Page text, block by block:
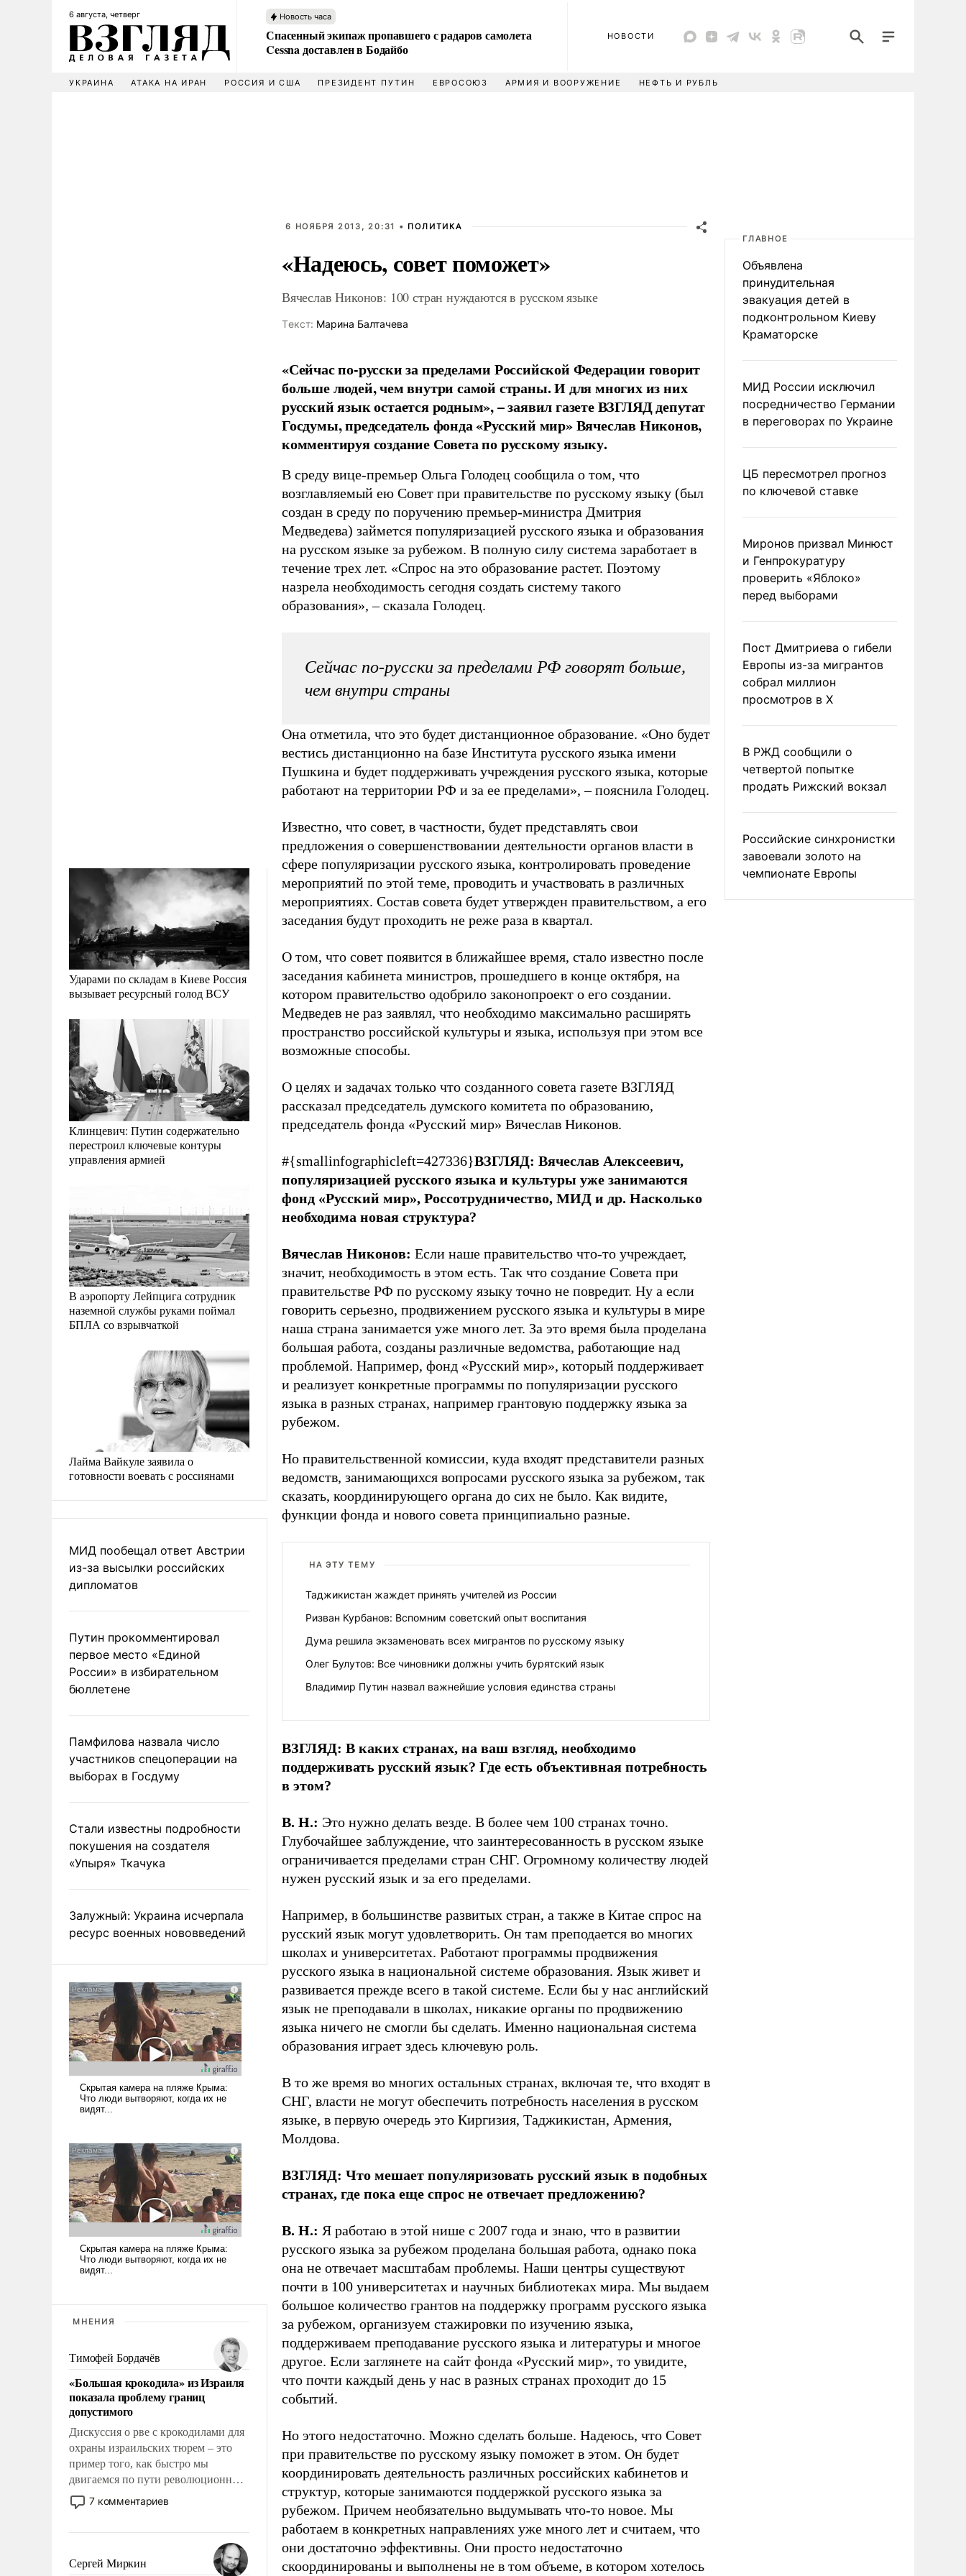
6 августа, четверг Новость часа
Спасенный экипаж пропавшего с радаров самолета
Cessna доставлен в Бодайбо
НОВОСТИ
УКРАИНА АТАКА НА ИРАН РОССИЯ И США ПРЕЗИДЕНТ ПУТИН ЕВРОСОЮЗ АРМИЯ И ВООРУЖЕНИЕ НЕФТЬ И РУБЛЬ
Ударами по складам в Киеве Россия
вызывает ресурсный голод ВСУ
Клинцевич: Путин содержательно
перестроил ключевые контуры
управления армией
В аэропорту Лейпцига сотрудник
наземной службы руками поймал
БПЛА со взрывчаткой
Лайма Вайкуле заявила о
готовности воевать с россиянами
МИД пообещал ответ Австрии
из-за высылки российских
дипломатов
Путин прокомментировал
первое место «Единой
России» в избирательном
бюллетене
Памфилова назвала число
участников спецоперации на
выборах в Госдуму
Стали известны подробности
покушения на создателя
«Упыря» Ткачука
Залужный: Украина исчерпала
ресурс военных нововведений
МНЕНИЯ
Тимофей Бордачёв
«Большая крокодила» из Израиля
показала проблему границ
допустимого
Дискуссия о рве с крокодилами для
охраны израильских тюрем – это
пример того, как быстро мы
двигаемся по пути революционных
изменений. То, что несколько лет
назад было образом для
7 комментариев
Сергей Миркин
6 НОЯБРЯ 2013, 20:31 • ПОЛИТИКА
«Надеюсь, совет поможет»
Вячеслав Никонов: 100 стран нуждаются в русском языке
Tекст: Марина Балтачева
«Сейчас по-русски за пределами Российской Федерации говорит
больше людей, чем внутри самой страны. И для многих из них
русский язык остается родным», – заявил газете ВЗГЛЯД депутат
Госдумы, председатель фонда «Русский мир» Вячеслав Никонов,
комментируя создание Совета по русскому языку.
В среду вице-премьер Ольга Голодец сообщила о том, что
возглавляемый ею Совет при правительстве по русскому языку (был
создан в среду по поручению премьер-министра Дмитрия
Медведева) займется популяризацией русского языка и образования
на русском языке за рубежом. В полную силу система заработает в
течение трех лет. «Спрос на это образование растет. Поэтому
назрела необходимость сегодня создать систему такого
образования», – сказала Голодец.
Сейчас по-русски за пределами РФ говорят больше,
чем внутри страны
Она отметила, что это будет дистанционное образование. «Оно будет
вестись дистанционно на базе Института русского языка имени
Пушкина и будет поддерживать учреждения русского языка, которые
работают на территории РФ и за ее пределами», – пояснила Голодец.
Известно, что совет, в частности, будет представлять свои
предложения о совершенствовании деятельности органов власти в
сфере популяризации русского языка, контролировать проведение
мероприятий по этой теме, проводить и участвовать в различных
мероприятиях. Состав совета будет утвержден правительством, а его
заседания будут проходить не реже раза в квартал.
О том, что совет появится в ближайшее время, стало известно после
заседания кабинета министров, прошедшего в конце октября, на
котором правительство одобрило законопроект о его создании.
Медведев не раз заявлял, что необходимо максимально расширять
пространство российской культуры и языка, используя при этом все
возможные способы.
О целях и задачах только что созданного совета газете ВЗГЛЯД
рассказал председатель думского комитета по образованию,
председатель фонда «Русский мир» Вячеслав Никонов.
#{smallinfographicleft=427336}ВЗГЛЯД: Вячеслав Алексеевич,
популяризацией русского языка и культуры уже занимаются
фонд «Русский мир», Россотрудничество, МИД и др. Насколько
необходима новая структура?
Вячеслав Никонов: Если наше правительство что-то учреждает,
значит, необходимость в этом есть. Так что создание Совета при
правительстве РФ по русскому языку точно не повредит. Ну а если
говорить серьезно, продвижением русского языка и культуры в мире
наша страна занимается уже много лет. За это время была проделана
большая работа, созданы различные ведомства, работающие над
проблемой. Например, фонд «Русский мир», который поддерживает
и реализует конкретные программы по популяризации русского
языка в разных странах, например грантовую поддержку языка за
рубежом.
Но правительственной комиссии, куда входят представители разных
ведомств, занимающихся вопросами русского языка за рубежом, так
сказать, координирующего органа до сих не было. Как видите,
функции фонда и нового совета принципиально разные.
НА ЭТУ ТЕМУ
Таджикистан жаждет принять учителей из России
Ризван Курбанов: Вспомним советский опыт воспитания
Дума решила экзаменовать всех мигрантов по русскому языку
Олег Булутов: Все чиновники должны учить бурятский язык
Владимир Путин назвал важнейшие условия единства страны
ВЗГЛЯД: В каких странах, на ваш взгляд, необходимо
поддерживать русский язык? Где есть объективная потребность
в этом?
В. Н.: Это нужно делать везде. В более чем 100 странах точно.
Глубочайшее заблуждение, что заинтересованность в русском языке
ограничивается пределами стран СНГ. Огромному количеству людей
нужен русский язык и за его пределами.
Например, в большинстве развитых стран, а также в Китае спрос на
русский язык могут удовлетворить. Он там преподается во многих
школах и университетах. Работают программы продвижения
русского языка в национальной системе образования. Язык живет и
развивается прежде всего в такой системе. Если бы у нас английский
язык не преподавали в школах, никакие органы по продвижению
языка ничего не смогли бы сделать. Именно национальная система
образования играет здесь ключевую роль.
В то же время во многих остальных странах, включая те, что входят в
СНГ, власти не могут обеспечить потребность населения в русском
языке, в первую очередь это Киргизия, Таджикистан, Армения,
Молдова.
ВЗГЛЯД: Что мешает популяризовать русский язык в подобных
странах, где пока еще спрос не отвечает предложению?
В. Н.: Я работаю в этой нише с 2007 года и знаю, что в развитии
русского языка за рубежом проделана большая работа, однако пока
она не отвечает масштабам проблемы. Наши центры существуют
почти в 100 университетах и научных библиотеках мира. Мы выдаем
большое количество грантов на поддержку программ русского языка
за рубежом, организуем стажировки по изучению языка,
поддерживаем преподавание русского языка и литературы и многое
другое. Если заглянете на сайт фонда «Русский мир», то увидите,
что почти каждый день у нас в разных странах проходит до 15
событий.
Но этого недостаточно. Можно сделать больше. Надеюсь, что Совет
при правительстве по русскому языку поможет в этом. Он будет
координировать деятельность различных российских кабинетов и
структур, которые занимаются поддержкой русского языка за
рубежом. Причем необязательно выдумывать что-то новое. Мы
работаем в конкретных направлениях уже много лет и считаем, что
они достаточно эффективны. Они просто недостаточно
скоординированы и выполнены не в том объеме, в котором хотелось
ГЛАВНОЕ
Объявлена
принудительная
эвакуация детей в
подконтрольном Киеву
Краматорске
МИД России исключил
посредничество Германии
в переговорах по Украине
ЦБ пересмотрел прогноз
по ключевой ставке
Миронов призвал Минюст
и Генпрокуратуру
проверить «Яблоко»
перед выборами
Пост Дмитриева о гибели
Европы из-за мигрантов
собрал миллион
просмотров в X
В РЖД сообщили о
четвертой попытке
продать Рижский вокзал
Российские синхронистки
завоевали золото на
чемпионате Европы